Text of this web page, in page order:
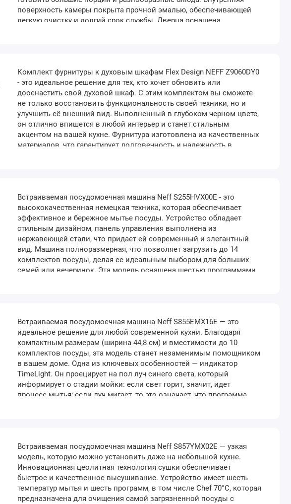
поверхность камеры покрыта прочной эмалью, обеспечивающей
легкую очистку и долгий срок службы. Дверца оснащена
Комплект фурнитуры к духовым шкафам Flex Design NEFF Z9060DY0
- это идеальное решение для тех, кто хочет обновить или
дооснастить свой духовой шкаф. С этим комплектом вы сможете
не только восстановить функциональность своей техники, но и
улучшить её внешний вид. Выполненный в глубоком черном цвете,
он отлично впишется в любой интерьер и станет стильным
акцентом на вашей кухне. Фурнитура изготовлена из качественных
материалов, что гарантирует долговечность и надежность в
Встраиваемая посудомоечная машина Neff S255HVX00E - это
высококачественная немецкая техника, которая обеспечивает
эффективное и бережное мытье посуды. Устройство обладает
стильным дизайном, панель управления выполнена из
нержавеющей стали, что придает ей современный и элегантный
вид. Машина полноразмерная, что позволяет загрузить до 14
комплектов посуды, делая ее идеальным выбором для больших
семей или вечеринок. Эта модель оснащена шестью программами
Встраиваемая посудомоечная машина Neff S855EMX16E — это
идеальное решение для любой современной кухни. Благодаря
компактным размерам (ширина 44,8 см) и вместимости до 10
комплектов посуды, эта модель станет незаменимым помощником
в вашем доме. Одна из ключевых особенностей — индикатор
TimeLight. Он проецирует на пол луч синего света, который
информирует о стадии мойки: если свет горит, значит, идет
процесс мытья; если луч мигает, то это означает, что программа
Встраиваемая посудомоечная машина Neff S857YMX02E — узкая
модель, которую можно установить даже на небольшой кухне.
Инновационная цеолитная технология сушки обеспечивает
быстрое и качественное высушивание. Устройство имеет шесть
температур мытья и шесть программ, в том числе Chef 70°С, которая
предназначена для очищения самой загрязненной посуды с